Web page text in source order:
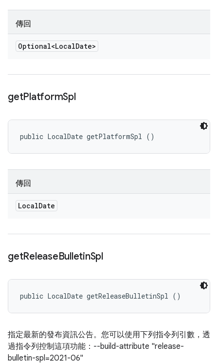
傳回
Optional<LocalDate>
getPlatformSpl
public LocalDate getPlatformSpl ()
傳回
LocalDate
getReleaseBulletinSpl
public LocalDate getReleaseBulletinSpl ()
指定最新的發布資訊公告。您可以使用下列指令列引數，透
過指令列控制這項功能：--build-attribute "release-
bulletin-spl=2021-06"